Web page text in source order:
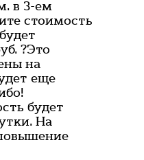
в 3-ем
стоимость
?Это
на
еще
будет
На